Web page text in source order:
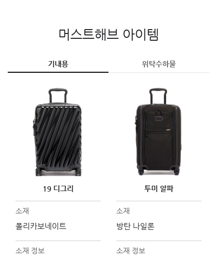
머스트해브 아이템
기내용 위탁수하물
19 디그리 투미 알파
소재
폴리카보네이트
소재
방탄 나일론
소재 정보 소재 정보